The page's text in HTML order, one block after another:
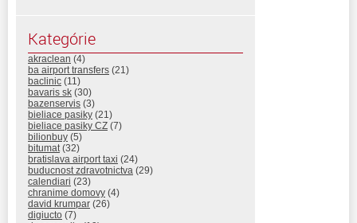
Kategórie
akraclean (4)
ba airport transfers (21)
baclinic (11)
bavaris sk (30)
bazenservis (3)
bieliace pasiky (21)
bieliace pasiky CZ (7)
bilionbuy (5)
bitumat(32)
bratislava airport taxi (24)
buducnost zdravotnictva (29)
calendiari (23)
chranime domovy (4)
david krumpar (26)
digiucto (7)